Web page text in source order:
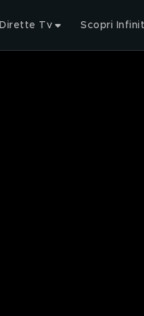
Dirette Tv Scopri